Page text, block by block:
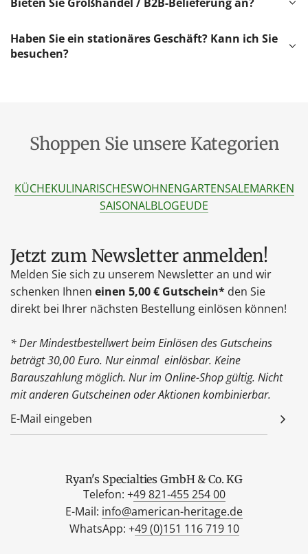
Haben Sie ein stationäres Geschäft? Kann ich Sie
besuchen?
Shoppen Sie unsere Kategorien
KÜCHEKULINARISCHESWOHNENGARTENSALEMARKEN
SAISONALBLOGEUDE
Jetzt zum Newsletter anmelden!
Melden Sie sich zu unserem Newsletter an und wir
schenken Ihnen einen 5,00 € Gutschein* den Sie
direkt bei Ihrer nächsten Bestellung einlösen können!
* Der Mindestbestellwert beim Einlösen des Gutscheins
beträgt 30,00 Euro. Nur einmal einlösbar. Keine
Barauszahlung möglich. Nur im Online-Shop gültig. Nicht
mit anderen Gutscheinen oder Aktionen kombinierbar.
Ryan's Specialties GmbH & Co. KG
Telefon: +49 821-455 254 00
E-Mail: info@american-heritage.de
WhatsApp: +49 (0)151 116 719 10